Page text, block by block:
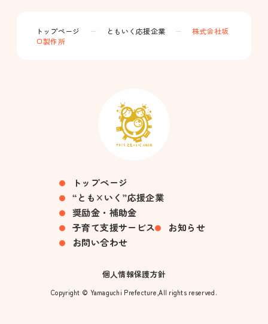
トップページ ー ともいく応援企業 ー
株式会社坂
口製作所
トップページ
“とも×いく”応援企業
奨励金・補助金
子育て支援サービス
お知らせ
お問い合わせ
個人情報保護方針
Copyright © Yamaguchi Prefecture,All rights reserved.